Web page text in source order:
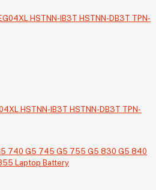
HSTNN-IB3T HSTNN-DB3T TPN-